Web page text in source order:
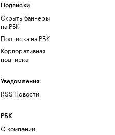
Подписки
Скрыть баннеры
на РБК
Подписка на РБК
Корпоративная
подписка
Уведомления
RSS Новости
РБК
О компании